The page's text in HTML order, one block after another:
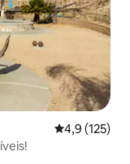
4,9 de uma
4,9 (125)